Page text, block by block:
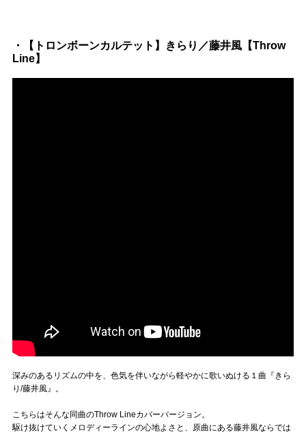
・【トロンボーンカルテット】きらり／藤井風【Throw
Line】
深みのあるリズムの中を、色気を伴いながら軽やかに歌いぬける１曲『きら
り/藤井風』。
こちらはそんな同曲のThrow Lineカバーバージョン。
駆け抜けていくメロディーラインの心地よさと、原曲にある藤井風ならでは